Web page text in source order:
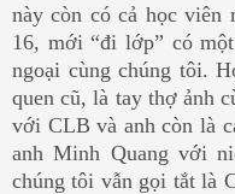
này còn có cả học
16, mới “đi lớp” có
ngoại cùng chúng tôi.
quen cũ, là tay thợ ảnh
với CLB và anh còn là
anh Minh Quang với
chúng tôi vẫn gọi tắt là